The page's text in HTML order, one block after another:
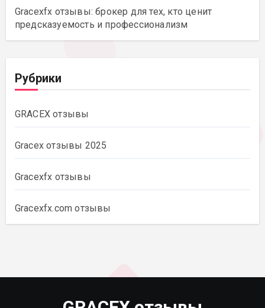
Gracexfx отзывы: брокер для тех, кто ценит
предсказуемость и профессионализм
Рубрики
GRACEX отзывы
Gracex отзывы 2025
Gracexfx отзывы
Gracexfx.com отзывы